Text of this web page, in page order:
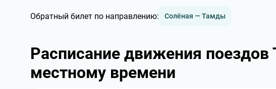
Обратный билет по направлению: Солёная — Тамды
Расписание движения
местному времени